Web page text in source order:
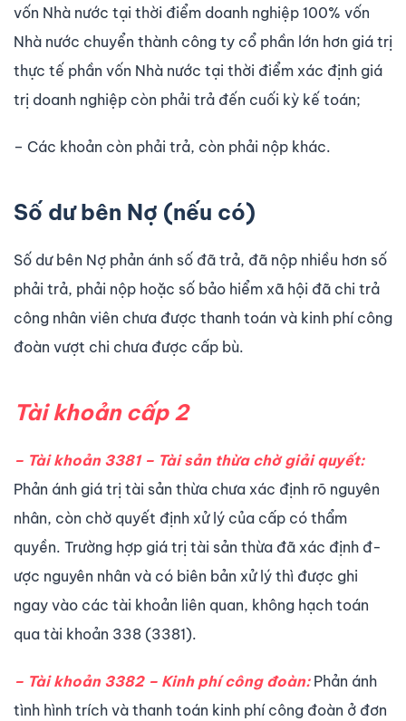
vốn Nhà nước tại thời điểm doanh nghiệp 100% vốn
Nhà nước chuyển thành công ty cổ phần lớn hơn giá trị
thực tế phần vốn Nhà nước tại thời điểm xác định giá
trị doanh nghiệp còn phải trả đến cuối kỳ kế toán;
– Các khoản còn phải trả, còn phải nộp khác.
Số d­ư bên Nợ (nếu có)
Số dư bên Nợ phản ánh số đã trả, đã nộp nhiều hơn số
phải trả, phải nộp hoặc số bảo hiểm xã hội đã chi trả
công nhân viên chưa được thanh toán và kinh phí công
đoàn vư­ợt chi chưa được cấp bù.
Tài khoản cấp 2
– Tài khoản 3381 – Tài sản thừa chờ giải quyết:
Phản ánh giá trị tài sản thừa chư­a xác định rõ nguyên
nhân, còn chờ quyết định xử lý của cấp có thẩm
quyền. Trường hợp giá trị tài sản thừa đã xác định đ­
ược nguyên nhân và có biên bản xử lý thì được ghi
ngay vào các tài khoản liên quan, không hạch toán
qua tài khoản 338 (3381).
– Tài khoản 3382 – Kinh phí công đoàn: Phản ánh
tình hình trích và thanh toán kinh phí công đoàn ở đơn